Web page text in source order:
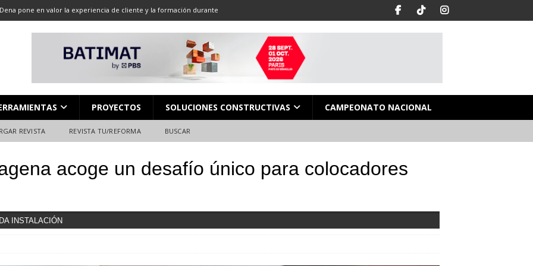
pone en valor la experiencia de cliente y la formación durante
13: CORTE DE GRAN FORMATO DESCARGAR REVISTA
DESCARGAR REVISTA
el profesional de la construcción CAMPEONATO NACIONAL
PROYECTOS SOLUCIONES CONSTRUCTIVAS CAMPEONATO NACIONAL
REVISTA REVISTA TU/REFORMA BUSCAR
acoge un desafío único para colocadores
INSTALACIÓN